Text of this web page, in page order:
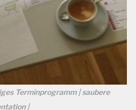
Terminprogramm | saubere
|